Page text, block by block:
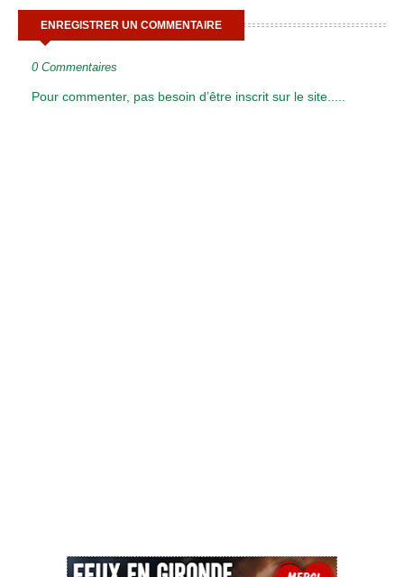
ENREGISTRER UN COMMENTAIRE
0 Commentaires
Pour commenter, pas besoin d’être inscrit sur le site.....